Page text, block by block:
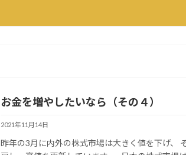
お金を増やしたいなら（その４）
2021年11月14日
昨年の3月に内外の株式市場は大きく値を下げ、